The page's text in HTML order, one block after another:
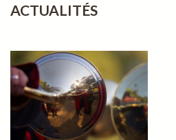
ACTUALITÉS